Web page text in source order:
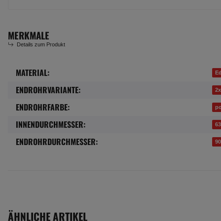
MERKMALE
Details zum Produkt
Produkteigenschaft
Wert
MATERIAL:
ENDROHRVARIANTE:
ENDROHRFARBE:
INNENDURCHMESSER:
ENDROHRDURCHMESSER:
ÄHNLICHE ARTIKEL